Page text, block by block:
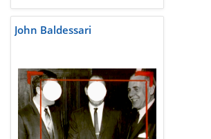
John Baldessari